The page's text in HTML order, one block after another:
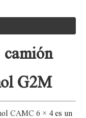
G2M
CAMC 6 × 4 es un